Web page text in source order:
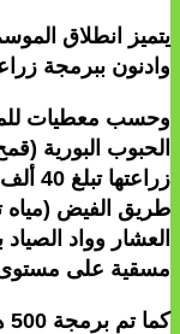
وادنون ببرمجة زراعة حوالي 41 ألف
وحسب معطيات
الحبوب البورية
طريق الفيض (مياه
مسقية على مستوى